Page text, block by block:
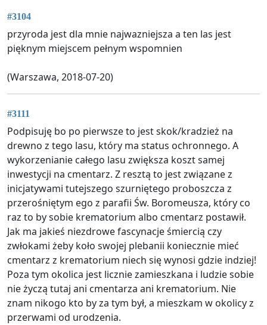
#3104
przyroda jest dla mnie najwazniejsza a ten las jest
pięknym miejscem pełnym wspomnien
(Warszawa, 2018-07-20)
#3111
Podpisuję bo po pierwsze to jest skok/kradzież na
drewno z tego lasu, który ma status ochronnego. A
wykorzenianie całego lasu zwiększa koszt samej
inwestycji na cmentarz. Z resztą to jest związane z
inicjatywami tutejszego szurniętego proboszcza z
przerośniętym ego z parafii Św. Boromeusza, który co
raz to by sobie krematorium albo cmentarz postawił.
Jak ma jakieś niezdrowe fascynacje śmiercią czy
zwłokami żeby koło swojej plebanii koniecznie mieć
cmentarz z krematorium niech się wynosi gdzie indziej!
Poza tym okolica jest licznie zamieszkana i ludzie sobie
nie życzą tutaj ani cmentarza ani krematorium. Nie
znam nikogo kto by za tym był, a mieszkam w okolicy z
przerwami od urodzenia.